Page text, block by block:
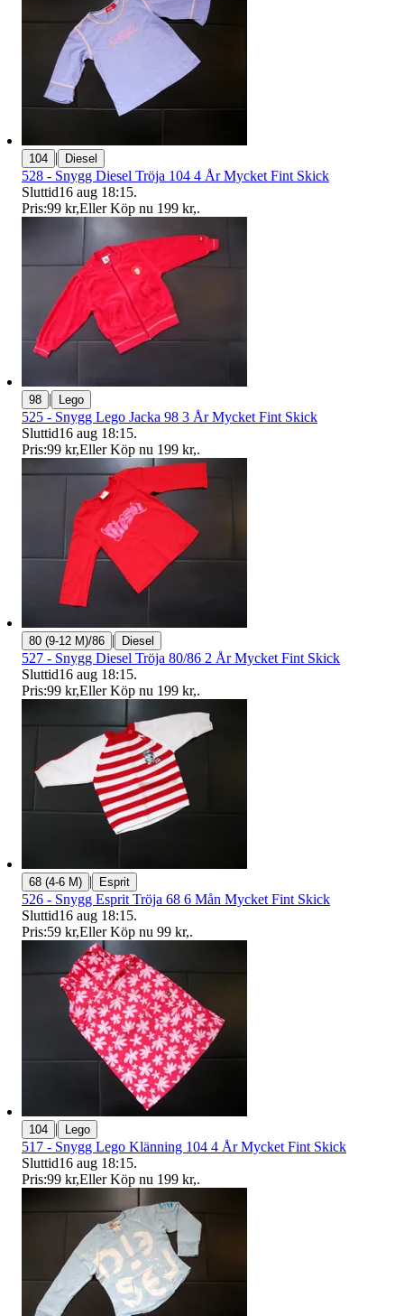
104 | Diesel
528 - Snygg Diesel Tröja 104 4 År Mycket Fint Skick
Sluttid16 aug 18:15.
Pris:99 kr,Eller Köp nu 199 kr,.
98 | Lego
525 - Snygg Lego Jacka 98 3 År Mycket Fint Skick
Sluttid16 aug 18:15.
Pris:99 kr,Eller Köp nu 199 kr,.
80 (9-12 M)/86 | Diesel
527 - Snygg Diesel Tröja 80/86 2 År Mycket Fint Skick
Sluttid16 aug 18:15.
Pris:99 kr,Eller Köp nu 199 kr,.
68 (4-6 M) | Esprit
526 - Snygg Esprit Tröja 68 6 Mån Mycket Fint Skick
Sluttid16 aug 18:15.
Pris:59 kr,Eller Köp nu 99 kr,.
104 | Lego
517 - Snygg Lego Klänning 104 4 År Mycket Fint Skick
Sluttid16 aug 18:15.
Pris:99 kr,Eller Köp nu 199 kr,.